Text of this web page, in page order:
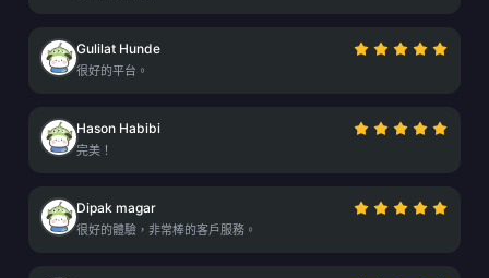
Gulilat Hunde
很好的平台。
Hason Habibi
完美！
Dipak magar
很好的體驗，非常棒的客戶服務。